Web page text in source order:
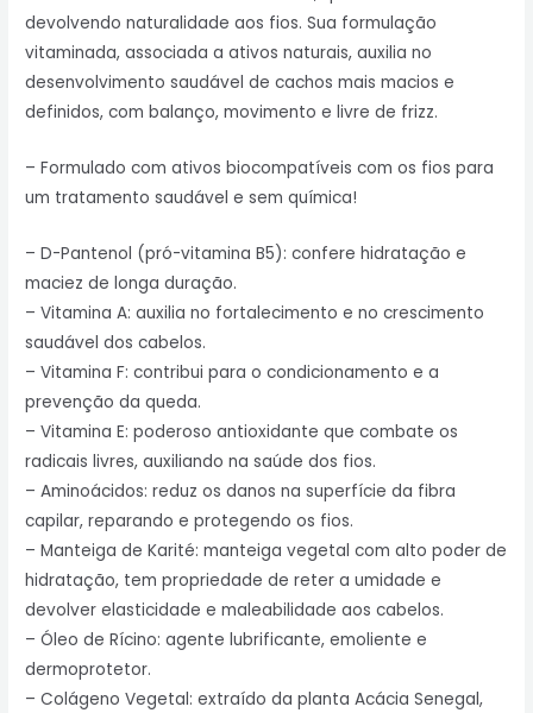
devolvendo naturalidade aos fios. Sua formulação
vitaminada, associada a ativos naturais, auxilia no
desenvolvimento saudável de cachos mais macios e
definidos, com balanço, movimento e livre de frizz.
– Formulado com ativos biocompatíveis com os fios para
um tratamento saudável e sem química!
– D-Pantenol (pró-vitamina B5): confere hidratação e
maciez de longa duração.
– Vitamina A: auxilia no fortalecimento e no crescimento
saudável dos cabelos.
– Vitamina F: contribui para o condicionamento e a
prevenção da queda.
– Vitamina E: poderoso antioxidante que combate os
radicais livres, auxiliando na saúde dos fios.
– Aminoácidos: reduz os danos na superfície da fibra
capilar, reparando e protegendo os fios.
– Manteiga de Karité: manteiga vegetal com alto poder de
hidratação, tem propriedade de reter a umidade e
devolver elasticidade e maleabilidade aos cabelos.
– Óleo de Rícino: agente lubrificante, emoliente e
dermoprotetor.
– Colágeno Vegetal: extraído da planta Acácia Senegal,